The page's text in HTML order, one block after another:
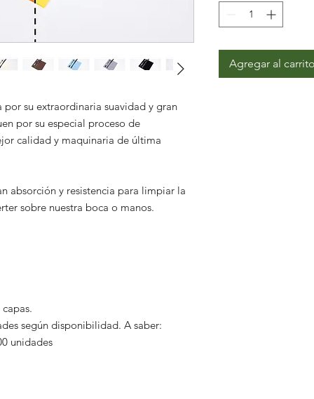
por su extraordinaria suavidad y gran
por su especial proceso de
calidad y maquinaria de última
absorción y resistencia para limpiar la
sobre nuestra boca o manos.
según disponibilidad. A saber:
unidades
Agregar al